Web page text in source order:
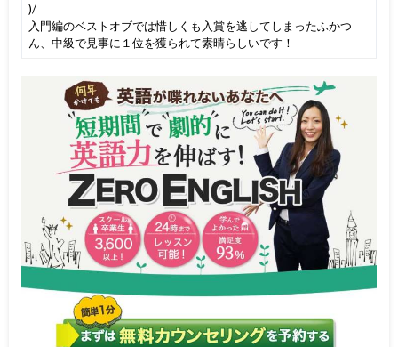
)/
入門編のベストオブでは惜しくも入賞を逃してしまったふかつ
ん、中級で見事に１位を獲られて素晴らしいです！